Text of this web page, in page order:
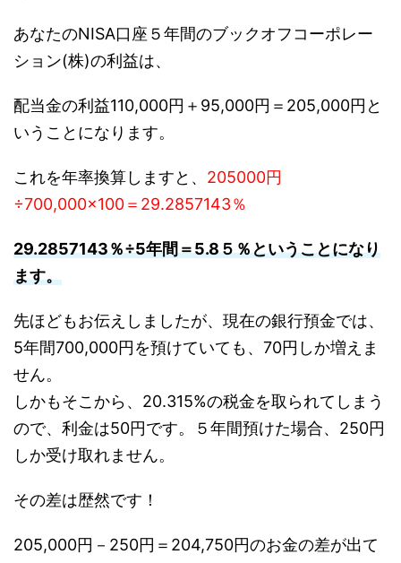
あなたのNISA口座５年間のブックオフコーポレー
ション(株)の利益は、
配当金の利益110,000円＋95,000円＝205,000円 と
いうことになります。
これを年率換算しますと、 205000円
÷700,000×100＝ 29.2857143％
29.2857143％÷5年間＝5.8５％ということになり
ます。
先ほどもお伝えしましたが、現在の銀行預金では、
5年間700,000円を預けていても、70円しか増えま
せん。
しかもそこから、20.315%の税金を取られてしまう
ので、利金は50円です。５年間預けた場合、250円
しか受け取れません。
その差は歴然です！
205,000円－250円＝ 204,750円のお金の差が出て